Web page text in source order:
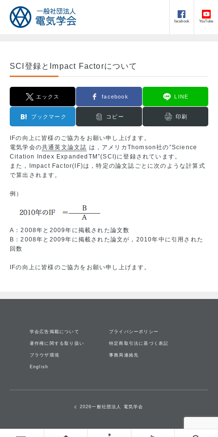
facebook YouTube
SCI登録とImpact Factorについて
エックス facebook LINE
ブックマーク コピー 印刷
IFの向上に皆様のご協力をお願い申し上げます。
電気学会の共通英文論文誌 は，アメリカThomson社の”Science
Citation Index ExpandedTM”(SCI)に登録されています。
また，Impact Factor(IF)は，特定の論文誌ごとに次のような計算式
で算出されます。
例）
A：2008年と2009年に掲載された論文数
B：2008年と2009年に掲載された論文が，2010年中に引用された
回数
IFの向上に皆様のご協力をお願い申し上げます。
学会広告掲載について プライバシーポリシー
著作権に関する取り扱い 特定商取引法に基づく表記
ブラウザ環境 事務局連絡先
English
c 2026一般社団法人 電気学会